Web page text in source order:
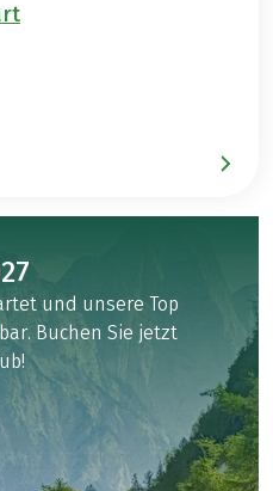
und unsere Top
Buchen Sie jetzt